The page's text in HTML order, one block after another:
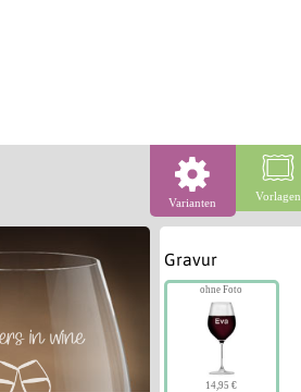
Varianten Vorlagen
Gravur
ohne Foto
14,95 €